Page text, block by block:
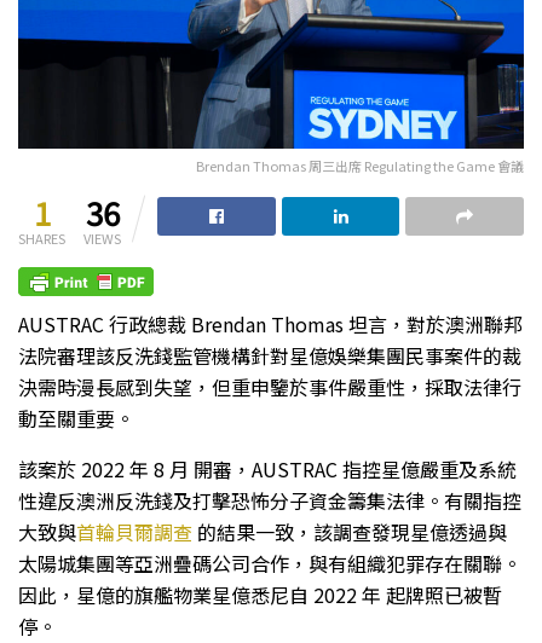
Brendan Thomas 周三出席 Regulating the Game 會議
1
SHARES
36
VIEWS
AUSTRAC 行政總裁 Brendan Thomas 坦言，對於澳洲聯邦
法院審理該反洗錢監管機構針對星億娛樂集團民事案件的裁
決需時漫長感到失望，但重申鑒於事件嚴重性，採取法律行
動至關重要。
該案於 2022 年 8 月 開審，AUSTRAC 指控星億嚴重及系統
性違反澳洲反洗錢及打擊恐怖分子資金籌集法律。有關指控
大致與首輪貝爾調查 的結果一致，該調查發現星億透過與
太陽城集團等亞洲疊碼公司合作，與有組織犯罪存在關聯。
因此，星億的旗艦物業星億悉尼自 2022 年 起牌照已被暫
停。